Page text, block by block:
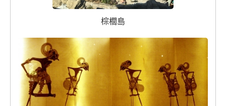
棕櫚島